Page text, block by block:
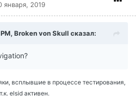
января, 2019
Broken von Skull сказал:
всплывшие в процессе тестирования,
elsid активен.